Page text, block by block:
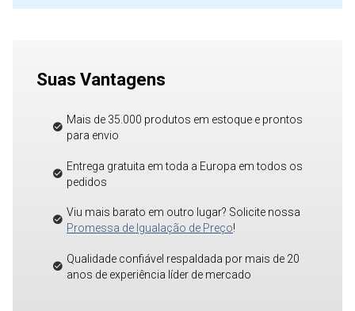
Suas Vantagens
Mais de 35.000 produtos em estoque e prontos
para envio
Entrega gratuita em toda a Europa em todos os
pedidos
Viu mais barato em outro lugar? Solicite nossa
Promessa de Igualação de Preço!
Qualidade confiável respaldada por mais de 20
anos de experiência líder de mercado